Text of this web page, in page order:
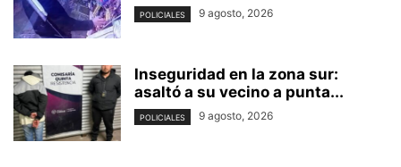
POLICIALES 9 agosto, 2026
Inseguridad en la zona sur:
asaltó a su vecino a punta...
POLICIALES 9 agosto, 2026